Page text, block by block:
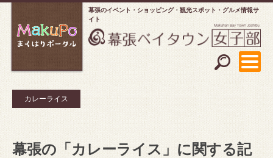
幕張のイベント・ショッピング
観光スポット・グルメ情報サ
イト
カレーライス
幕張の「カレーライス」に関する記